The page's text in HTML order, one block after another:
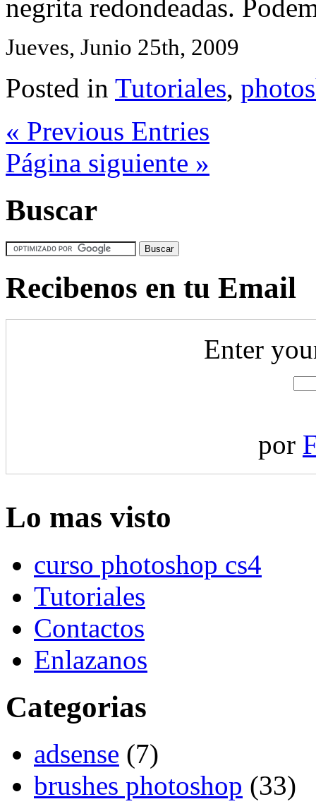
negrita redondeadas.
Jueves, Junio 25th, 2009
Posted in Tutoriales,
« Previous Entries
Página siguiente »
Buscar
Recibenos en tu Email
Enter
por
Lo mas visto
curso photoshop cs4
Tutoriales
Contactos
Enlazanos
Categorias
adsense (7)
brushes photoshop (33)